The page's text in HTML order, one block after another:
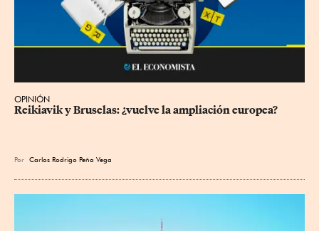
OPINIÓN
Reikiavik y Bruselas: ¿vuelve la ampliación europea?
Por Carlos Rodrigo Peña Vega